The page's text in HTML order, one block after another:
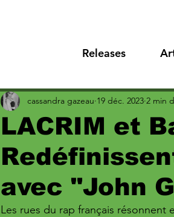
Releases
LACRIM et
avec "John
cassandra gazeau 19 déc. 2023 2 min
Les rues du rap français résonnent